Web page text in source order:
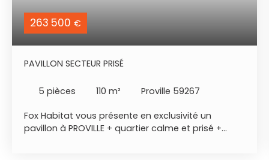
263 500 €
PAVILLON SECTEUR PRISÉ
5 pièces 110 m² Proville 59267
Fox Habitat vous présente en exclusivité un
pavillon à PROVILLE + quartier calme et prisé +